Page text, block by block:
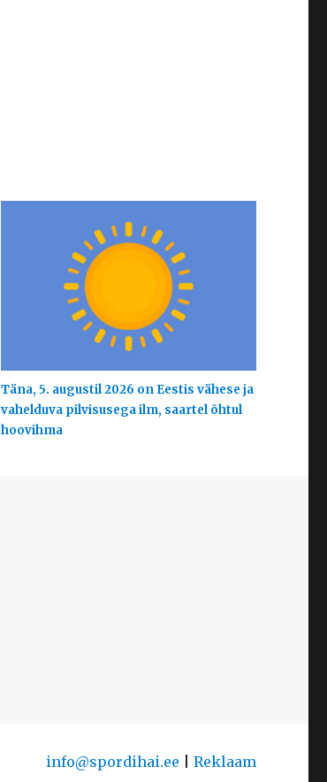
Täna, 5. augustil 2026 on Eestis vähese ja
vahelduva pilvisusega ilm, saartel õhtul
hoovihma
info@spordihai.ee Reklaam